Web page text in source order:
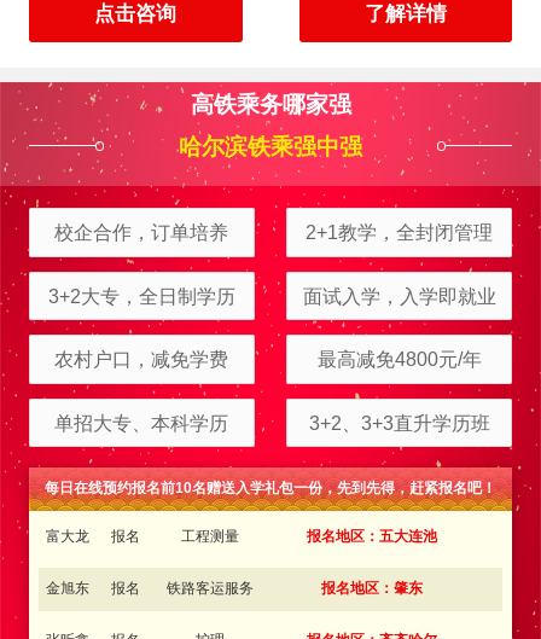
点击咨询 了解详情
高铁乘务哪家强
哈尔滨铁乘强中强
校企合作，订单培养 2+1教学，全封闭管理
3+2大专，全日制学历 面试入学，入学即就业
农村户口，减免学费 最高减免4800元/年
单招大专、本科学历 3+2、3+3直升学历班
每日在线预约报名前10名赠送入学礼包一份，先到先得，赶紧报名吧！
富大龙 报名 工程测量 报名地区：五大连池
金旭东 报名 铁路客运服务 报名地区：肇东
张昕鑫 报名 护理 报名地区：齐齐哈尔